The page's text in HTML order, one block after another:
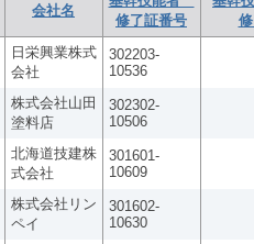
会社名
修了証番号
日栄興業株式
会社
302203-
10536
株式会社山田
塗料店
302302-
10506
北海道技建株
式会社
301601-
10609
株式会社リン
ペイ
301602-
10630